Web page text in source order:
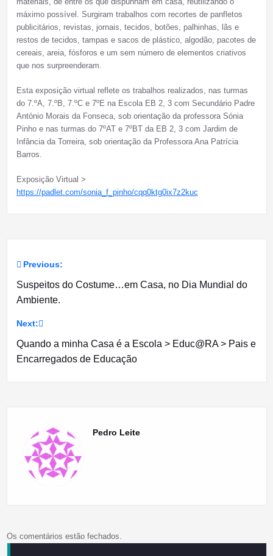
máximo possível. Surgiram trabalhos com recortes de panfletos
publicitários, revistas, jornais, tecidos, botões, palhinhas, lãs e
restos de tecidos, tampas e sacos de plástico, algodão, pacotes de
cereais, areia, fósforos e um sem número de elementos criativos
que nos surpreenderam.
Esta exposição virtual reflete os trabalhos realizados, nas turmas
do 7.ºA, 7.ºB, 7.ºC e 7ºE na Escola EB 2, 3 com Secundário Padre
António Morais da Fonseca, sob orientação da professora Sónia
Pinho e nas turmas do 7ºAT e 7ºBT da EB 2, 3 com Jardim de
Infância da Torreira, sob orientação da Professora Ana Patrícia
Barros.
Exposição Virtual >
https://padlet.com/sonia_f_pinho/cqq0ktg0ix7z2kuc
Navegação
de
artigos
Previous:
Suspeitos do Costume…em Casa, no Dia Mundial do
Ambiente.
Next:
Quando a minha Casa é a Escola > Educ@RA > Pais e
Encarregados de Educação
Pedro Leite
Os comentários estão fechados.